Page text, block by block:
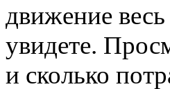
движение
увидете.
и сколько